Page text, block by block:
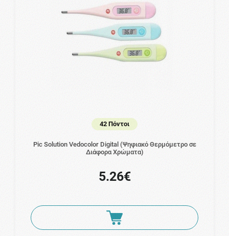
42 Πόντοι
Pic Solution Vedocolor Digital (Ψηφιακό Θερμόμετρο σε
Διάφορα Χρώματα)
5.26€